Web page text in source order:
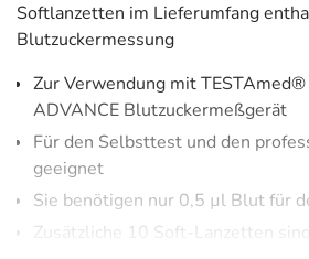
Softlanzetten im Lieferumfang
Blutzuckermessung
Zur Verwendung mit TESTAmed®
ADVANCE Blutzuckermeßgerät
Für den Selbsttest und den
geeignet
Sie benötigen nur 0,5 µl Blut für
Zusätzliche 10 Soft-Lanzetten